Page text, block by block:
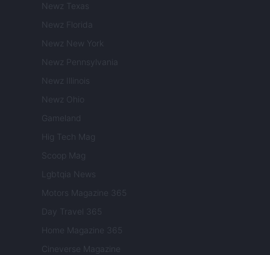
Newz Texas
Newz Florida
Newz New York
Newz Pennsylvania
Newz Illinois
Newz Ohio
Gameland
Hig Tech Mag
Scoop Mag
Lgbtqia News
Motors Magazine 365
Day Travel 365
Home Magazine 365
Cineverse Magazine